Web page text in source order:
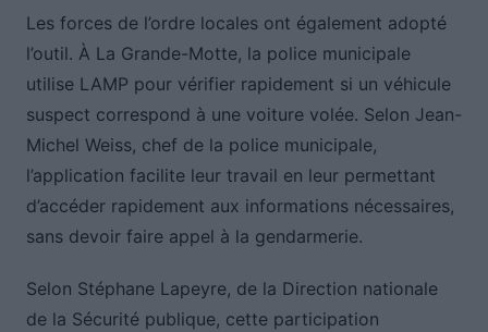
Les forces de l’ordre locales ont également adopté
l’outil. À La Grande-Motte, la police municipale
utilise LAMP pour vérifier rapidement si un véhicule
suspect correspond à une voiture volée. Selon Jean-
Michel Weiss, chef de la police municipale,
l’application facilite leur travail en leur permettant
d’accéder rapidement aux informations nécessaires,
sans devoir faire appel à la gendarmerie.
Selon Stéphane Lapeyre, de la Direction nationale
de la Sécurité publique, cette participation